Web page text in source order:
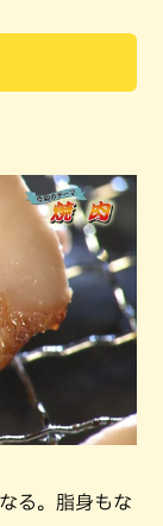
る。脂身もな